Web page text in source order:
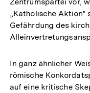
„Katholische Aktion"
Gefährdung des
In ganz ähnlicher
römische
auf eine kritische